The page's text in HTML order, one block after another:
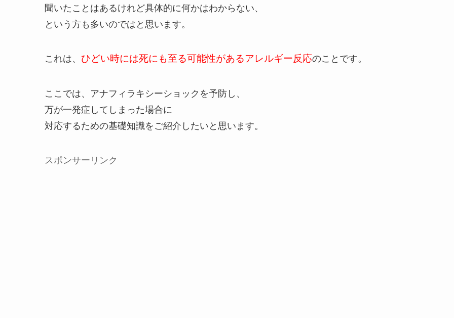
聞いたことはあるけれど具体的に何かはわからない、
という方も多いのではと思います。
これは、 ひどい時には死にも至る可能性があるアレルギー反応のことです。
ここでは、アナフィラキシーショックを予防し、
万が一発症してしまった場合に
対応するための基礎知識をご紹介したいと思います。
スポンサーリンク